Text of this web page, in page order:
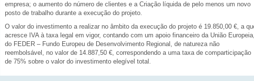
empresa; o aumento do número de clientes e a Criação líquida de pelo menos um novo
posto de trabalho durante a execução do projeto.
O valor do investimento a realizar no âmbito da execução do projeto é 19.850,00 €, a
acresce IVA à taxa legal em vigor, contando com um apoio financeiro da União Europeia,
do FEDER – Fundo Europeu de Desenvolvimento Regional, de natureza não
reembolsável, no valor de 14.887,50 €, correspondendo a uma taxa de comparticipação
de 75% sobre o valor do investimento elegível total.